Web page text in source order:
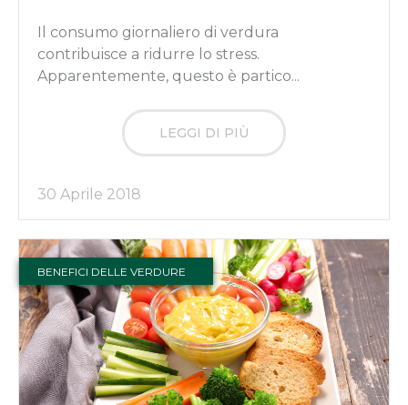
Il consumo giornaliero di verdura
contribuisce a ridurre lo stress.
Apparentemente, questo è partico...
LEGGI DI PIÙ
30 Aprile 2018
BENEFICI DELLE VERDURE